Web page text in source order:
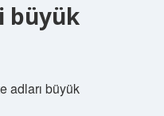
büyük
adları büyük